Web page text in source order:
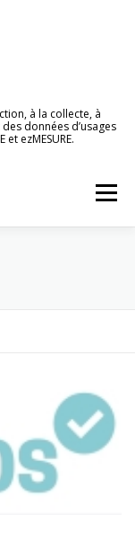
à la collecte, à
données d’usages
ezMESURE.
Menu
FAQ & GLOSSAIRE